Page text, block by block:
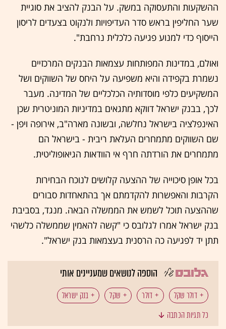
ההשקעות והתעסוקה במשק. על הבנק להציב את סוגיית
שער החליפין בראש סדר העדיפויות ולנקוט בצעדים לריסון
הייסוף כדי למנוע פגיעה כלכלית נרחבת".
ואולם, במדינות המפותחות עצמאות הבנקים המרכזיים
נשמרת בקפידה והיא משפיעה על היחס של השווקים ושל
המשקיעים כלפי מוסדותיה הכלכליים של המדינה. מעבר
לכך, בבנק ישראל דווקא מתגאים במדיניות המוניטרית שכן
האינפלציה בישראל נחלשה, ובשונה מארה"ב, אירופה ויפן -
שם השווקים מתמחרים העלאת ריבית - בישראל הם
מתמחרים את הורדתה חרף אי הוודאות הגיאופוליטית.
בכל אופן סיכוייה של ההצעה קלושים לנוכח הבחירות
הקרבות והאפשרות להקדמתם אך בהתאחדות סבורים
שההצעה תוכל לשמש את הממשלה הבאה. מנגד, בסביבת
בנק ישראל אמרו לגלובס כי "קשה להאמין שממשלה כלשהי
תתן יד לפגיעה כה הרסנית בעצמאות בנק ישראל".
הוספה לנושאים שמעניינים אותי
דולר שקל דולר שקל בנק ישראל
כל תגיות הכתבה